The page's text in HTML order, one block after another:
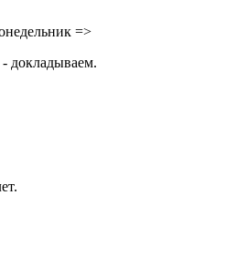
=>
докладываем.